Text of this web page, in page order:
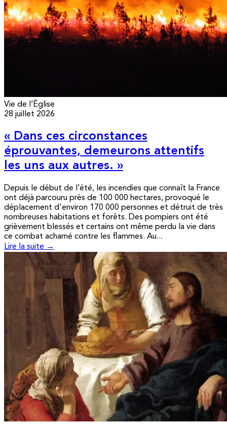
Vie de l’Église
28 juillet 2026
« Dans ces circonstances
éprouvantes, demeurons attentifs
les uns aux autres. »
Depuis le début de l’été, les incendies que connaît la France
ont déjà parcouru près de 100 000 hectares, provoqué le
déplacement d'environ 170 000 personnes et détruit de très
nombreuses habitations et forêts. Des pompiers ont été
grièvement blessés et certains ont même perdu la vie dans
ce combat acharné contre les flammes. Au...
Lire la suite →